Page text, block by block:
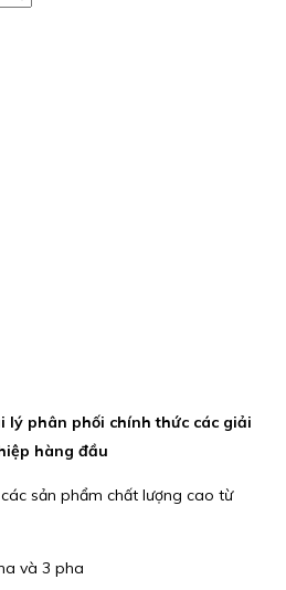
lý phân phối chính thức các giải
hàng đầu
sản phẩm chất lượng cao từ
và 3 pha